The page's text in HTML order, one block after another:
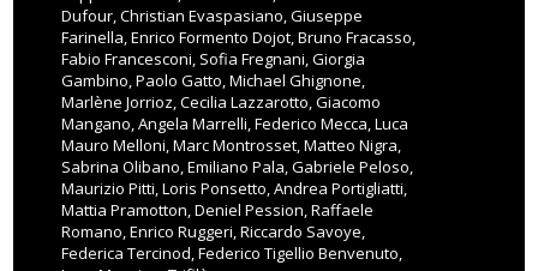
Dufour, Christian Evaspasiano, Giuseppe
Farinella, Enrico Formento Dojot, Bruno Fracasso,
Fabio Francesconi, Sofia Fregnani, Giorgia
Gambino, Paolo Gatto, Michael Ghignone,
Marlène Jorrioz, Cecilia Lazzarotto, Giacomo
Mangano, Angela Marrelli, Federico Mecca, Luca
Mauro Melloni, Marc Montrosset, Matteo Nigra,
Sabrina Olibano, Emiliano Pala, Gabriele Peloso,
Maurizio Pitti, Loris Ponsetto, Andrea Portigliatti,
Mattia Pramotton, Deniel Pession, Raffaele
Romano, Enrico Ruggeri, Riccardo Savoye,
Federica Tercinod, Federico Tigellio Benvenuto,